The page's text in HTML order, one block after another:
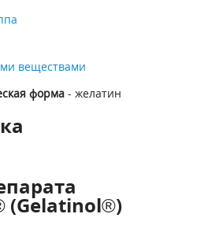
веществами
форма - желатин
(Gelatinol®)